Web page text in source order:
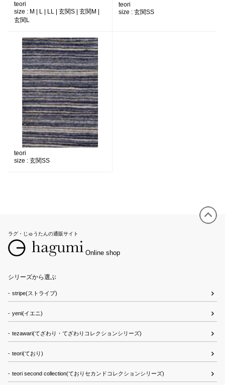
teori
size : M | L | LL | 玄関S | 玄関M |
玄関L
teori
size : 玄関SS
teori
size : 玄関SS
ラグ・じゅうたんの通販サイト
Online shop
シリーズから選ぶ
stripe(ストライプ)
yeni(イエニ)
tezawari(てざわり・てざわりコレクションシリーズ)
teori(ており)
teori second collection(ておりセカンドコレクションシリーズ)